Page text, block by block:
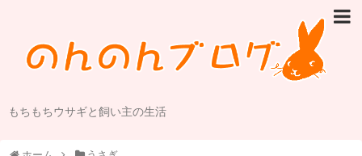
もちもちウサギと飼い主の生活